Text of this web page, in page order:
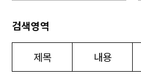
검색영역
제목 내용